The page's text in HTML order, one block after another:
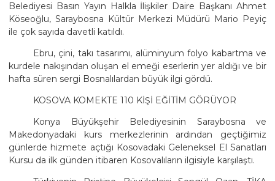
Belediyesi Basın Yayın Halkla İlişkiler Daire Başkanı Ahmet
Köseoğlu, Saraybosna Kültür Merkezi Müdürü Mario Peyiç
ile çok sayıda davetli katıldı.
Ebru, çini, takı tasarımı, alüminyum folyo kabartma ve
kurdele nakışından oluşan el emeği eserlerin yer aldığı ve bir
hafta süren sergi Bosnalılardan büyük ilgi gördü.
KOSOVA KOMEKTE 110 KİŞİ EĞİTİM GÖRÜYOR
Konya Büyükşehir Belediyesinin Saraybosna ve
Makedonyadaki kurs merkezlerinin ardından geçtiğimiz
günlerde hizmete açtığı Kosovadaki Geleneksel El Sanatları
Kursu da ilk günden itibaren Kosovalıların ilgisiyle karşılaştı.